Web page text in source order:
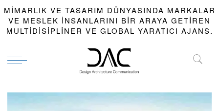
MIMARLIK VE TASARIM DÜNYASINDA MARKALAR
VE MESLEK INSANLARINI BIR ARAYA GETIREN
MULTIDISIPLINER VE GLOBAL YARATICI AJANS.